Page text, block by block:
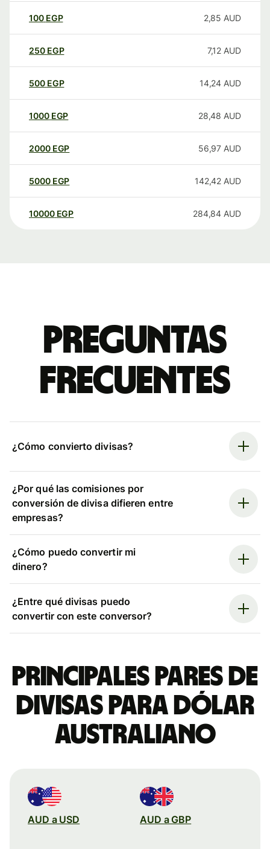
100 EGP 2,85 AUD
250 EGP 7,12 AUD
500 EGP 14,24 AUD
1000 EGP 28,48 AUD
2000 EGP 56,97 AUD
5000 EGP 142,42 AUD
10000 EGP 284,84 AUD
Preguntas
frecuentes
¿Cómo convierto divisas?
¿Por qué las comisiones por
conversión de divisa difieren entre
empresas?
¿Cómo puedo convertir mi
dinero?
¿Entre qué divisas puedo
convertir con este conversor?
Principales pares de
divisas para dólar
australiano
AUD a USD AUD a GBP